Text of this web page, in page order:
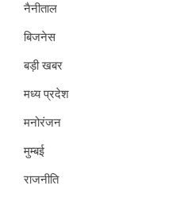
नैनीताल
बिजनेस
बड़ी खबर
मध्य प्रदेश
मनोरंजन
मुम्बई
राजनीति